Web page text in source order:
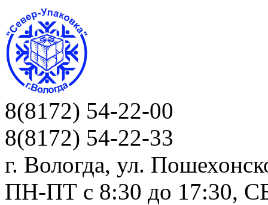
8(8172) 54-22-00
8(8172) 54-22-33
г. Вологда, ул.
ПН-ПТ c 8:30 до 17:30,